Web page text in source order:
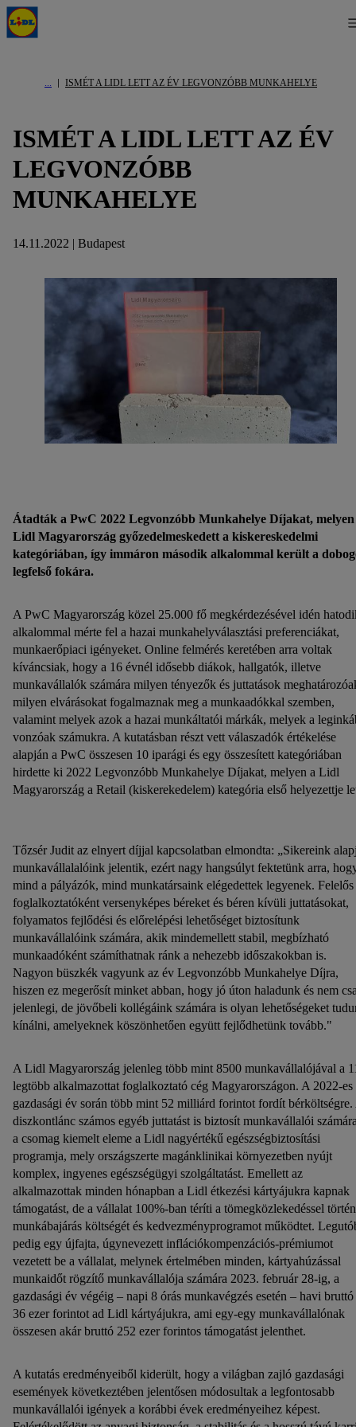
ISMÉT A LIDL LETT AZ ÉV LEGVONZÓBB MUNKAHELYE
ISMÉT A LIDL LETT AZ ÉV
LEGVONZÓBB
MUNKAHELYE
14.11.2022 | Budapest
Átadták a PwC 2022 Legvonzóbb Munkahelye Díjakat, melyen
Lidl Magyarország győzedelmeskedett a kiskereskedelmi
kategóriában, így immáron második alkalommal került a
legfelső fokára.
A PwC Magyarország közel 25.000 fő megkérdezésével idén
alkalommal mérte fel a hazai munkahelyválasztási preferenciákat,
munkaerőpiaci igényeket. Online felmérés keretében arra voltak
kíváncsiak, hogy a 16 évnél idősebb diákok, hallgatók, illetve
munkavállalók számára milyen tényezők és juttatások
milyen elvárásokat fogalmaznak meg a munkaadókkal szemben,
valamint melyek azok a hazai munkáltatói márkák, melyek a
vonzóak számukra. A kutatásban részt vett válaszadók értékelése
alapján a PwC összesen 10 iparági és egy összesített kategóriában
hirdette ki 2022 Legvonzóbb Munkahelye Díjakat, melyen a Lidl
Magyarország a Retail (kiskerekedelem) kategória első helyezettje
Tőzsér Judit az elnyert díjjal kapcsolatban elmondta: „Sikereink
munkavállalalóink jelentik, ezért nagy hangsúlyt fektetünk arra,
mind a pályázók, mind munkatársaink elégedettek legyenek. Felelős
foglalkoztatóként versenyképes béreket és béren kívüli juttatásokat,
folyamatos fejlődési és előrelépési lehetőséget biztosítunk
munkavállalóink számára, akik mindemellett stabil, megbízható
munkaadóként számíthatnak ránk a nehezebb időszakokban is.
Nagyon büszkék vagyunk az év Legvonzóbb Munkahelye Díjra,
hiszen ez megerősít minket abban, hogy jó úton haladunk és nem
jelenlegi, de jövőbeli kollégáink számára is olyan lehetőségeket
kínálni, amelyeknek köszönhetően együtt fejlődhetünk tovább."
A Lidl Magyarország jelenleg több mint 8500 munkavállalójával a
legtöbb alkalmazottat foglalkoztató cég Magyarországon. A 2022-es
gazdasági év során több mint 52 milliárd forintot fordít bérköltségre.
diszkontlánc számos egyéb juttatást is biztosít munkavállalói
a csomag kiemelt eleme a Lidl nagyértékű egészségbiztosítási
programja, mely országszerte magánklinikai környezetben nyújt
komplex, ingyenes egészségügyi szolgáltatást. Emellett az
alkalmazottak minden hónapban a Lidl étkezési kártyájukra kapnak
támogatást, de a vállalat 100%-ban téríti a tömegközlekedéssel
munkábajárás költségét és kedvezményprogramot működtet.
pedig egy újfajta, úgynevezett inflációkompenzációs-prémiumot
vezetett be a vállalat, melynek értelmében minden, kártyahúzással
munkaidőt rögzítő munkavállalója számára 2023. február 28-ig, a
gazdasági év végéig – napi 8 órás munkavégzés esetén – havi bruttó
36 ezer forintot ad Lidl kártyájukra, ami egy-egy munkavállalónak
összesen akár bruttó 252 ezer forintos támogatást jelenthet.
A kutatás eredményeiből kiderült, hogy a világban zajló gazdasági
események következtében jelentősen módosultak a legfontosabb
munkavállalói igények a korábbi évek eredményeihez képest.